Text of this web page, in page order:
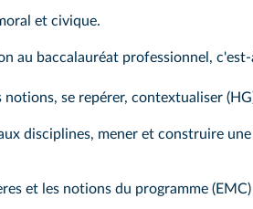
et civique.
au baccalauréat professionnel,
se repérer, contextualiser
disciplines, mener et construire
et les notions du programme (EMC)